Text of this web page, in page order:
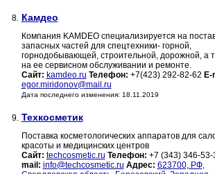
8. Камдео
Компания KAMDEO специализируется на
запасных частей для спецтехники- горной,
горнодобывающей, строительной, дорожной, а
на ее сервисном обслуживании и ремонте.
Сайт: kamdeo.ru Телефон: +7(423) 292-82-62 E-
egor.miridonov@mail.ru
Дата последнего изменения: 18.11.2019
9. Техкосметик
Поставка косметологических аппаратов для
красоты и медицинских центров
Сайт: techcosmetic.ru Телефон: +7 (343) 346-53-
mail: info@techcosmetic.ru Адрес: 623700, РФ,